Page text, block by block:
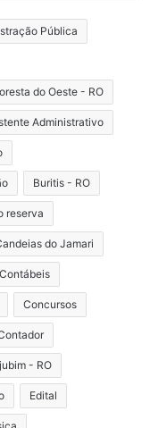
Pública
do Oeste - RO
Administrativo
Buritis - RO
reserva
do Jamari
Concursos
- RO
Edital